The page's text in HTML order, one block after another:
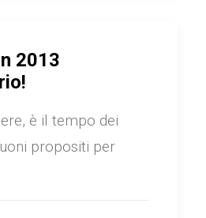
2013
è il tempo dei
propositi per